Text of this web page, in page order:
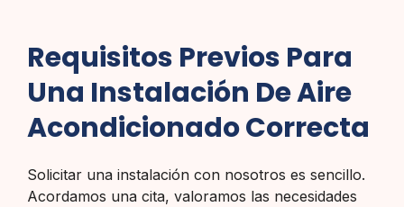
Requisitos Previos Para
Una Instalación De Aire
Acondicionado Correcta
Solicitar una instalación con nosotros es sencillo.
Acordamos una cita, valoramos las necesidades